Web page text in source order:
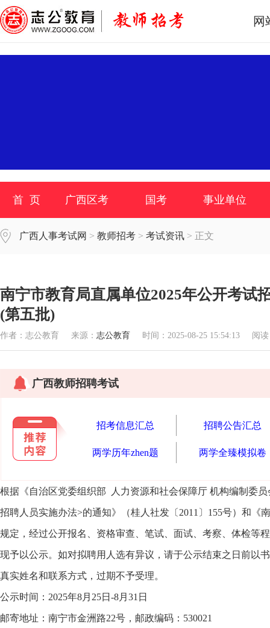
网
首 页 广西区考 国考 事业单位
广西人事考试网 > 教师招考 > 考试资讯 > 正文
南宁市教育局直属单位2025年公开考试
(第五批)
作者：志公教育 来源： 志公教育 时间：2025-08-25 15:54:13 阅读
广西教师招聘考试
招考信息汇总 招聘公告汇总
两学历年zhen题 两学全臻模拟卷
根据《自治区党委组织部 人力资源和社会保障厅 机构编制委
招聘人员实施办法>的通知》（桂人社发〔2011〕155号）和《
规定，经过公开报名、资格审查、笔试、面试、考察、体检等
现予以公示。如对拟聘用人选有异议，请于公示结束之日前以
真实姓名和联系方式，过期不予受理。
公示时间：2025年8月25日-8月31日
邮寄地址：南宁市金洲路22号，邮政编码：530021